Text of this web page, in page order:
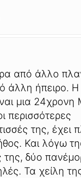
από άλλο
άλλη ήπειρο.
μια 24χρονη
περισσότερες
της, έχει
Και λόγω
της, δύο
Τα χείλη